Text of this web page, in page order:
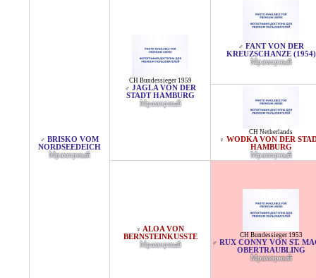
♂ BRISKO VOM
NORDSEEDEICH
Мраморный
CH Bundessieger 1959
♂ JAGLA VON DER
STADT HAMBURG
Мраморный
♂ FANT VON DER
KREUZSCHANZE (1954)
Мраморный
CH Netherlands
♀ WODKA VON DER
HAMBURG
Мраморный
♀ ALOA VON
BERNSTEINKUSSTE
Мраморный
CH Bundessieger 1953
♂ RUX CONNY VON ST.
OBERTRAUBLING
Мраморный